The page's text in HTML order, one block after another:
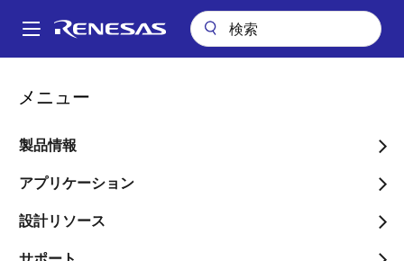
ン
Main
メニュー
製品情報
アプリケーション
設計リソース
パ
ン
く
ず
モビリティシステム開発の最適なパートナーを容易に選べるようにす
モビリティシステム開発の
最適なパートナーを容易に
選べるようにする「R-Car